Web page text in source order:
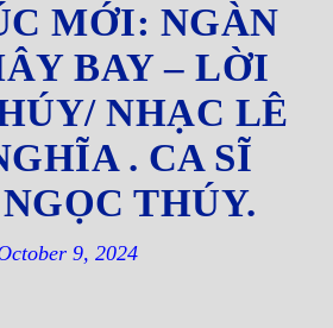
MỚI: NGÀN
BAY – LỜI
NHẠC LÊ
. CA SĨ
THÚY.
9, 2024